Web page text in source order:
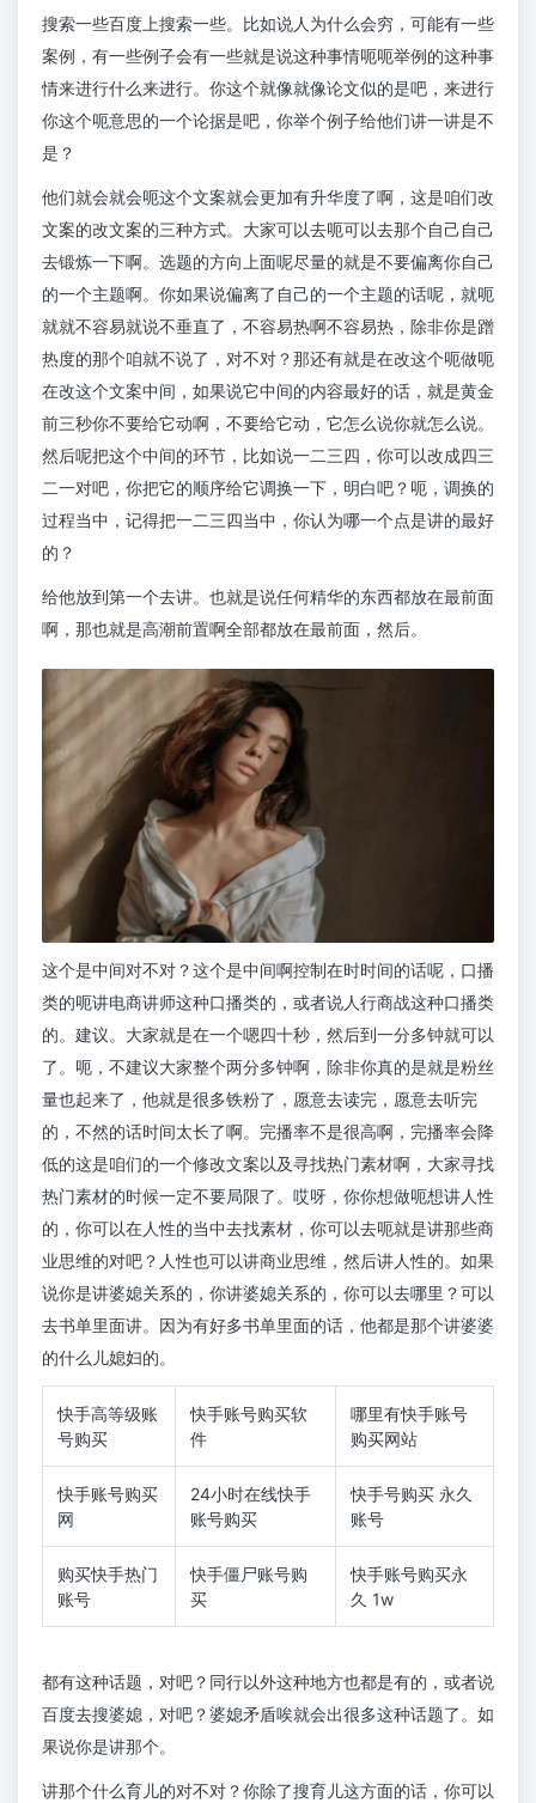
搜索一些百度上搜索一些。比如说人为什么会穷，可能有一些
案例，有一些例子会有一些就是说这种事情呃呃举例的这种事
情来进行什么来进行。你这个就像就像论文似的是吧，来进行
你这个呃意思的一个论据是吧，你举个例子给他们讲一讲是不
是？
他们就会就会呃这个文案就会更加有升华度了啊，这是咱们改
文案的改文案的三种方式。大家可以去呃可以去那个自己自己
去锻炼一下啊。选题的方向上面呢尽量的就是不要偏离你自己
的一个主题啊。你如果说偏离了自己的一个主题的话呢，就呃
就就不容易就说不垂直了，不容易热啊不容易热，除非你是蹭
热度的那个咱就不说了，对不对？那还有就是在改这个呃做呃
在改这个文案中间，如果说它中间的内容最好的话，就是黄金
前三秒你不要给它动啊，不要给它动，它怎么说你就怎么说。
然后呢把这个中间的环节，比如说一二三四，你可以改成四三
二一对吧，你把它的顺序给它调换一下，明白吧？呃，调换的
过程当中，记得把一二三四当中，你认为哪一个点是讲的最好
的？
给他放到第一个去讲。也就是说任何精华的东西都放在最前面
啊，那也就是高潮前置啊全部都放在最前面，然后。
这个是中间对不对？这个是中间啊控制在时时间的话呢，口播
类的呃讲电商讲师这种口播类的，或者说人行商战这种口播类
的。建议。大家就是在一个嗯四十秒，然后到一分多钟就可以
了。呃，不建议大家整个两分多钟啊，除非你真的是就是粉丝
量也起来了，他就是很多铁粉了，愿意去读完，愿意去听完
的，不然的话时间太长了啊。完播率不是很高啊，完播率会降
低的这是咱们的一个修改文案以及寻找热门素材啊，大家寻找
热门素材的时候一定不要局限了。哎呀，你你想做呃想讲人性
的，你可以在人性的当中去找素材，你可以去呃就是讲那些商
业思维的对吧？人性也可以讲商业思维，然后讲人性的。如果
说你是讲婆媳关系的，你讲婆媳关系的，你可以去哪里？可以
去书单里面讲。因为有好多书单里面的话，他都是那个讲婆婆
的什么儿媳妇的。
快手高等级账
号购买
快手账号购买软
件
哪里有快手账号
购买网站
快手账号购买
网
24小时在线快手
账号购买
快手号购买 永久
账号
购买快手热门
账号
快手僵尸账号购
买
快手账号购买永
久 1w
都有这种话题，对吧？同行以外这种地方也都是有的，或者说
百度去搜婆媳，对吧？婆媳矛盾唉就会出很多这种话题了。如
果说你是讲那个。
讲那个什么育儿的对不对？你除了搜育儿这方面的话，你可以